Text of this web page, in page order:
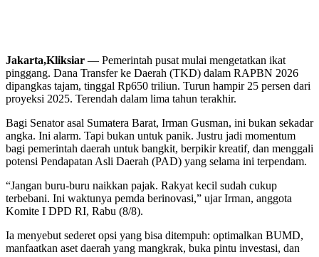
Jakarta,Kliksiar — Pemerintah pusat mulai mengetatkan ikat
pinggang. Dana Transfer ke Daerah (TKD) dalam RAPBN 2026
dipangkas tajam, tinggal Rp650 triliun. Turun hampir 25 persen dari
proyeksi 2025. Terendah dalam lima tahun terakhir.
Bagi Senator asal Sumatera Barat, Irman Gusman, ini bukan sekadar
angka. Ini alarm. Tapi bukan untuk panik. Justru jadi momentum
bagi pemerintah daerah untuk bangkit, berpikir kreatif, dan menggali
potensi Pendapatan Asli Daerah (PAD) yang selama ini terpendam.
“Jangan buru-buru naikkan pajak. Rakyat kecil sudah cukup
terbebani. Ini waktunya pemda berinovasi,” ujar Irman, anggota
Komite I DPD RI, Rabu (8/8).
Ia menyebut sederet opsi yang bisa ditempuh: optimalkan BUMD,
manfaatkan aset daerah yang mangkrak, buka pintu investasi, dan